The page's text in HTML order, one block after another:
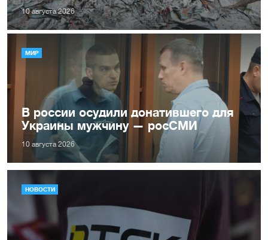
10 августа 2026
МИР
В россии осудили донатившего для
Украины мужчину — росСМИ
10 августа 2026
НОВОСТИ